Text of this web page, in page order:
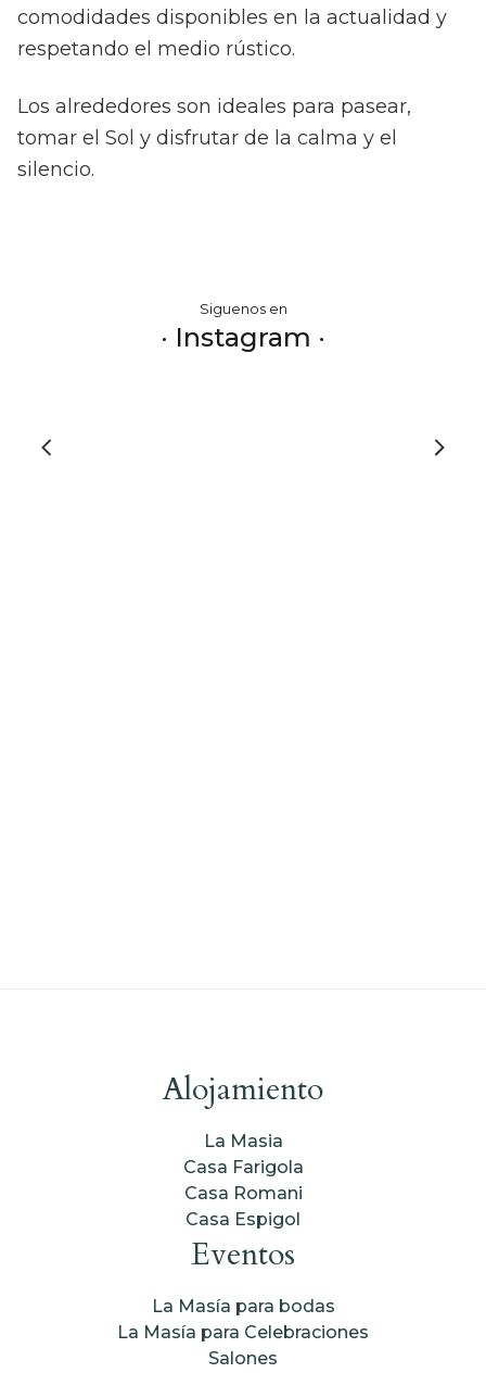
comodidades disponibles en la actualidad y
respetando el medio rústico.
Los alrededores son ideales para pasear,
tomar el Sol y disfrutar de la calma y el
silencio.
Siguenos en
· Instagram ·
Alojamiento
La Masia
Casa Farigola
Casa Romani
Casa Espigol
Eventos
La Masía para bodas
La Masía para Celebraciones
Salones